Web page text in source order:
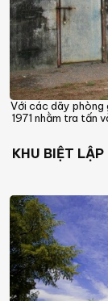
Với các dãy phòng
1971 nhằm tra tấn
KHU BIỆT